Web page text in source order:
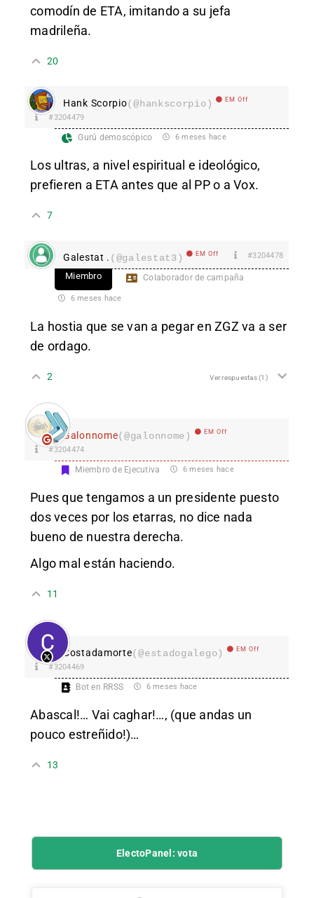
comodín de ETA, imitando a su jefa
madrileña.
20
Hank Scorpio(@hankscorpio) EM Off
#3204479
Gurú demoscópico 6 meses hace
Los ultras, a nivel espiritual e ideológico,
prefieren a ETA antes que al PP o a Vox.
7
Galestat . (@galestat3) EM Off #3204478
Miembro Colaborador de campaña
6 meses hace
La hostia que se van a pegar en ZGZ va a ser
de ordago.
2 Ver respuestas(1)
Galonnome(@galonnome) EM Off
#3204474
Miembro de Ejecutiva 6 meses hace
Pues que tengamos a un presidente puesto
dos veces por los etarras, no dice nada
bueno de nuestra derecha.
Algo mal están haciendo.
11
Costadamorte(@estadogalego) EM Off
#3204469
Bot en RRSS 6 meses hace
Abascal!… Vai caghar!…, (que andas un
pouco estreñido!)…
13
ElectoPanel: vota